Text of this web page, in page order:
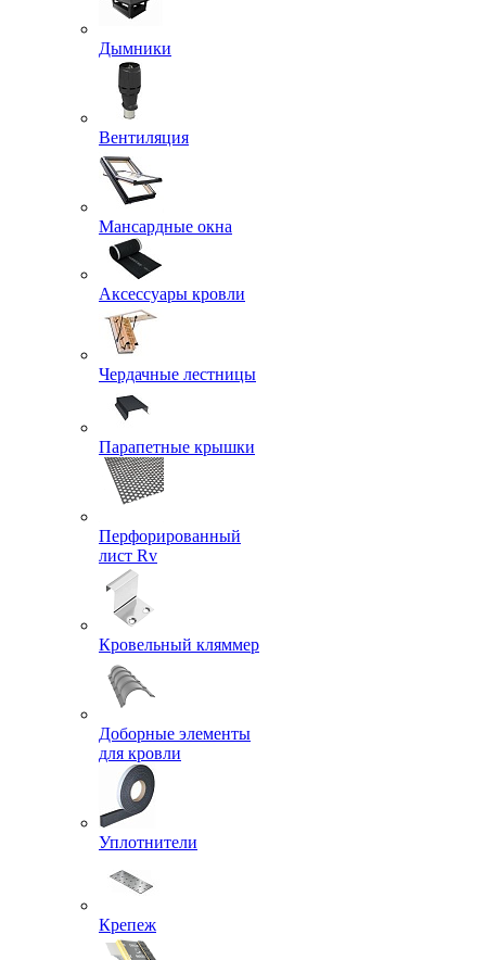
Дымники
Вентиляция
Мансардные окна
Аксессуары кровли
Чердачные лестницы
Парапетные крышки
Перфорированный
лист Rv
Кровельный кляммер
Доборные элементы
для кровли
Уплотнители
Крепеж